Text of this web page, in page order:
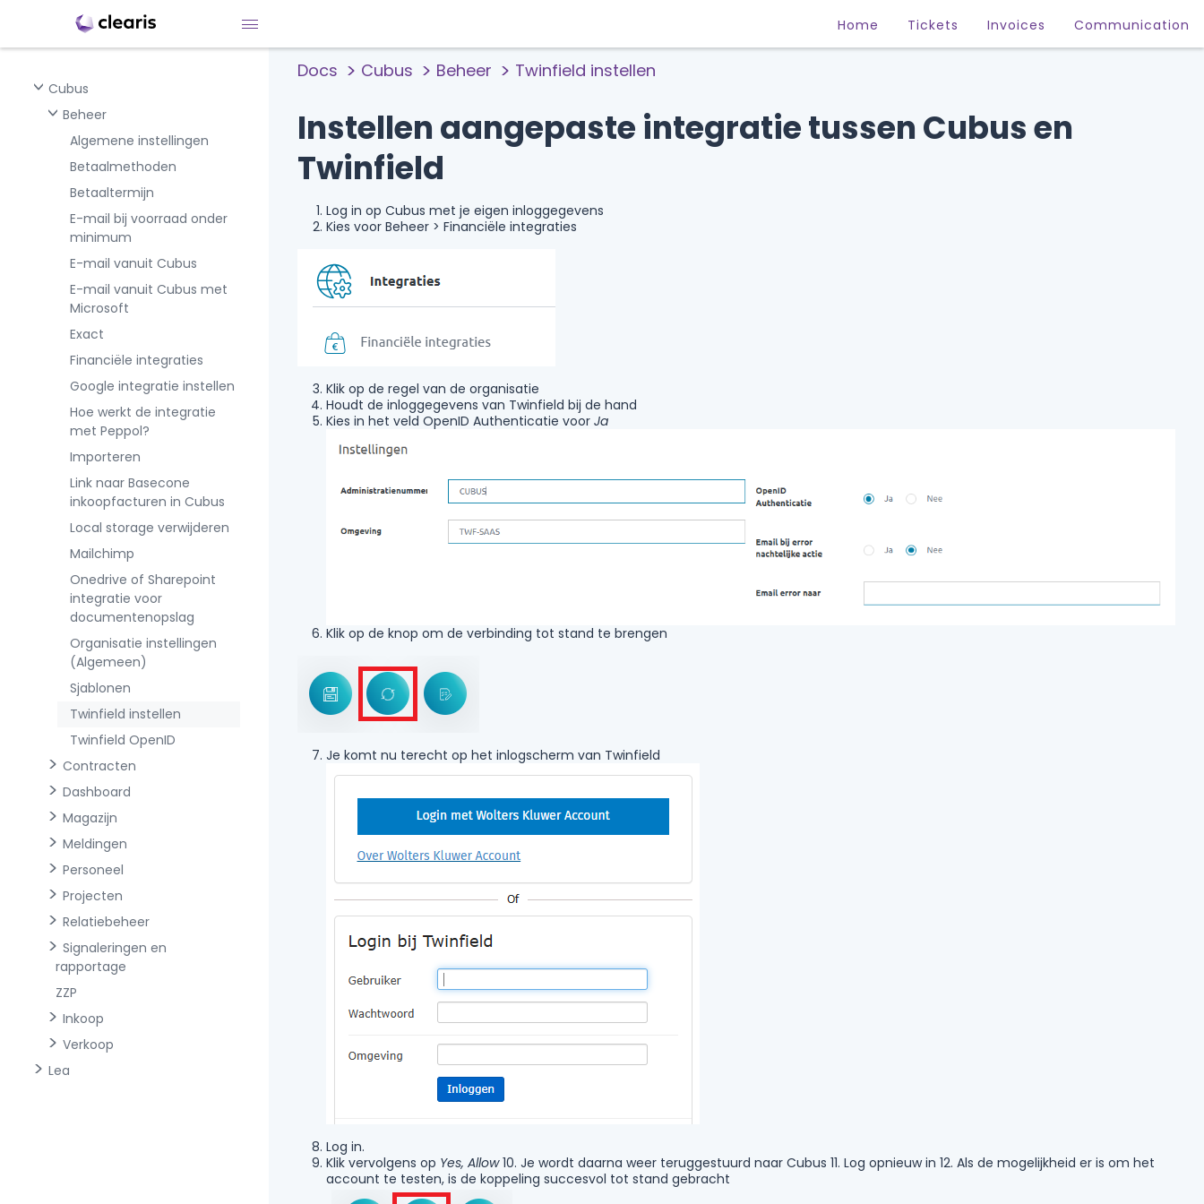
Home Tickets Invoices Communication
Cubus
Beheer
Algemene instellingen
Betaalmethoden
Betaaltermijn
E-mail bij voorraad onder
minimum
E-mail vanuit Cubus
E-mail vanuit Cubus met
Microsoft
Exact
Financiële integraties
Google integratie instellen
Hoe werkt de integratie
met Peppol?
Importeren
Link naar Basecone
inkoopfacturen in Cubus
Local storage verwijderen
Mailchimp
Onedrive of Sharepoint
integratie voor
documentenopslag
Organisatie instellingen
(Algemeen)
Sjablonen
Twinfield instellen
Twinfield OpenID
Contracten
Dashboard
Magazijn
Meldingen
Personeel
Projecten
Relatiebeheer
Signaleringen en
rapportage
ZZP
Inkoop
Verkoop
Lea
Docs Cubus Beheer Twinfield instellen
Instellen aangepaste integratie tussen Cubus en
Twinfield
Log in op Cubus met je eigen inloggegevens
Kies voor Beheer > Financiële integraties
Klik op de regel van de organisatie
Houdt de inloggegevens van Twinfield bij de hand
Kies in het veld OpenID Authenticatie voor Ja
Klik op de knop om de verbinding tot stand te brengen
Je komt nu terecht op het inlogscherm van Twinfield
Log in.
Klik vervolgens op Yes, Allow10. Je wordt daarna weer teruggestuurd naar Cubus 11. Log opnieuw in 12. Als de mogelijkheid er is om het
account te testen, is de koppeling succesvol tot stand gebracht